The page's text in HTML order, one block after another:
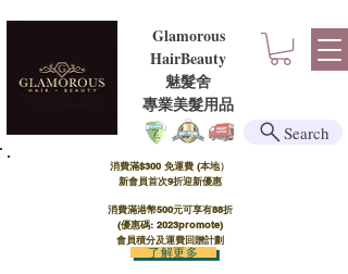
Glamorous
HairBeauty
魅髮舍
​​專業美髮用品
消費滿$300 免運費 (本地）​
新會員首次9折迎新優惠
消費滿港幣500元可享有88折
(優惠碼: 2023promote)
會員積分及運費回贈計劃
了解更多
Search